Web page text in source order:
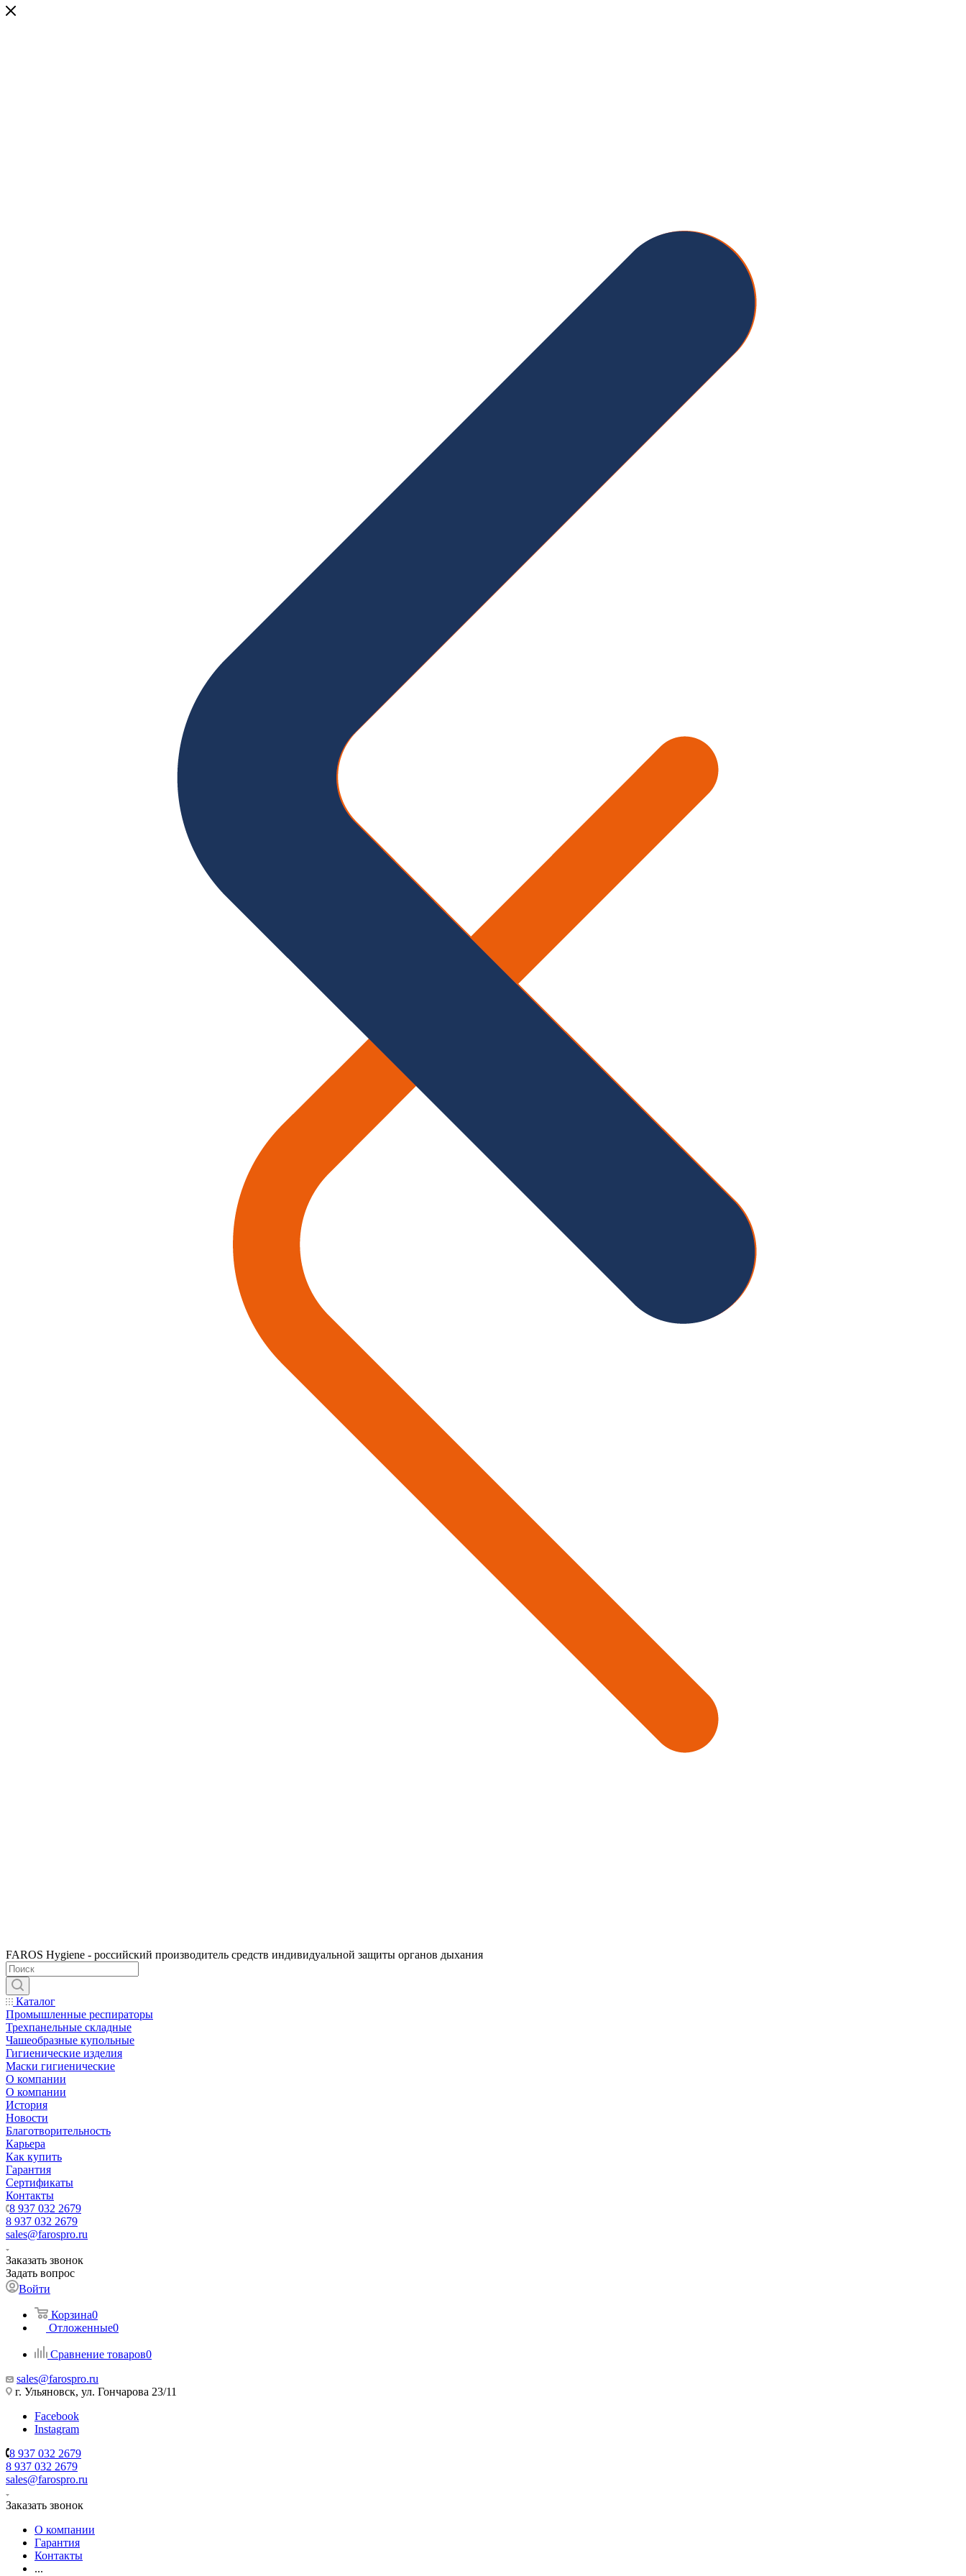
FAROS Hygiene - российский производитель средств индивидуальной защиты органов дыхания
Каталог
Промышленные респираторы
Трехпанельные складные
Чашеобразные купольные
Гигиенические изделия
Маски гигиенические
О компании
О компании
История
Новости
Благотворительность
Карьера
Как купить
Гарантия
Сертификаты
Контакты
8 937 032 2679
8 937 032 2679
sales@farospro.ru
Заказать звонок
Задать вопрос
Войти
Корзина0
Отложенные0
Сравнение товаров0
sales@farospro.ru
г. Ульяновск, ул. Гончарова 23/11
Facebook
Instagram
8 937 032 2679
8 937 032 2679
sales@farospro.ru
Заказать звонок
О компании
Гарантия
Контакты
...